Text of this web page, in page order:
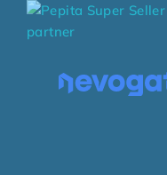
partner